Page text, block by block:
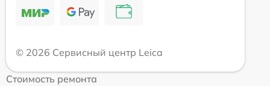
© 2026 Сервисный центр Leica
Стоимость ремонта